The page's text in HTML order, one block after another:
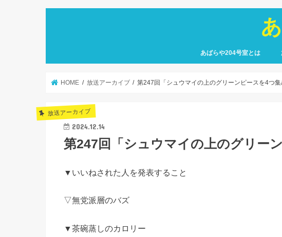
あばらや204号室とは
HOME 放送アーカイブ 第247回「シュウマイの上のグリーンピースを4つ
放送アーカイブ
2024.12.14
第247回「シュウマイの上のグリー
▼いいねされた人を発表すること
▽無党派層のバズ
▼茶碗蒸しのカロリー